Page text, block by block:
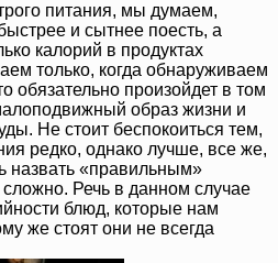
питания, мы думаем,
и сытнее поесть, а
калорий в продуктах
только, когда обнаруживаем
обязательно произойдет в том
образ жизни и
Не стоит беспокоиться тем,
редко, однако лучше, все же,
назвать «правильным»
Речь в данном случае
блюд, которые нам
же стоят они не всегда